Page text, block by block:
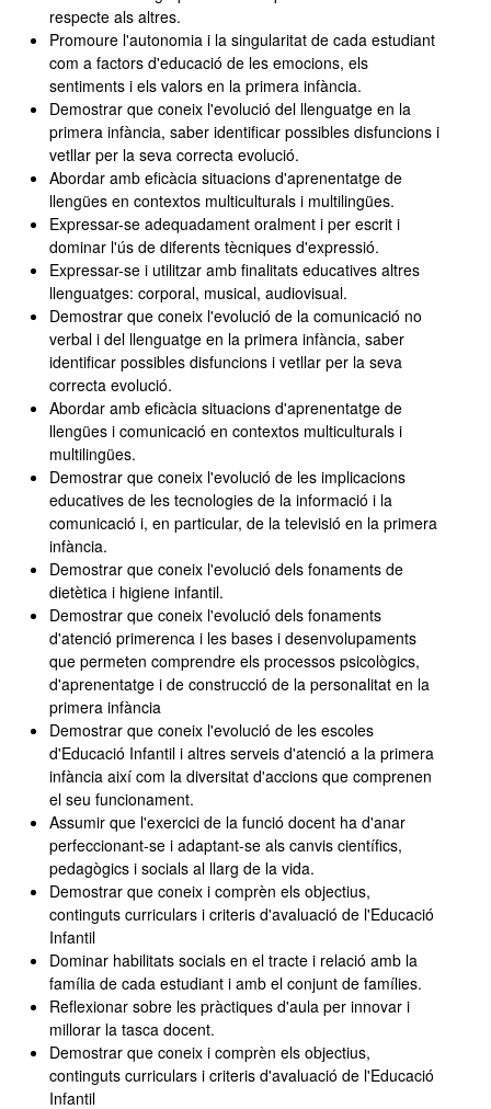
respecte als altres.
Promoure l'autonomia i la singularitat de cada estudiant
com a factors d'educació de les emocions, els
sentiments i els valors en la primera infància.
Demostrar que coneix l'evolució del llenguatge en la
primera infància, saber identificar possibles disfuncions i
vetllar per la seva correcta evolució.
Abordar amb eficàcia situacions d'aprenentatge de
llengües en contextos multiculturals i multilingües.
Expressar-se adequadament oralment i per escrit i
dominar l'ús de diferents tècniques d'expressió.
Expressar-se i utilitzar amb finalitats educatives altres
llenguatges: corporal, musical, audiovisual.
Demostrar que coneix l'evolució de la comunicació no
verbal i del llenguatge en la primera infància, saber
identificar possibles disfuncions i vetllar per la seva
correcta evolució.
Abordar amb eficàcia situacions d'aprenentatge de
llengües i comunicació en contextos multiculturals i
multilingües.
Demostrar que coneix l'evolució de les implicacions
educatives de les tecnologies de la informació i la
comunicació i, en particular, de la televisió en la primera
infància.
Demostrar que coneix l'evolució dels fonaments de
dietètica i higiene infantil.
Demostrar que coneix l'evolució dels fonaments
d'atenció primerenca i les bases i desenvolupaments
que permeten comprendre els processos psicològics,
d'aprenentatge i de construcció de la personalitat en la
primera infància
Demostrar que coneix l'evolució de les escoles
d'Educació Infantil i altres serveis d'atenció a la primera
infància així com la diversitat d'accions que comprenen
el seu funcionament.
Assumir que l'exercici de la funció docent ha d'anar
perfeccionant-se i adaptant-se als canvis científics,
pedagògics i socials al llarg de la vida.
Demostrar que coneix i comprèn els objectius,
continguts curriculars i criteris d'avaluació de l'Educació
Infantil
Dominar habilitats socials en el tracte i relació amb la
família de cada estudiant i amb el conjunt de famílies.
Reflexionar sobre les pràctiques d'aula per innovar i
millorar la tasca docent.
Demostrar que coneix i comprèn els objectius,
continguts curriculars i criteris d'avaluació de l'Educació
Infantil